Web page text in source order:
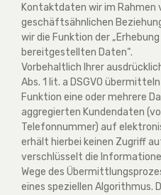
Kontaktdaten wir im
geschäftsähnlichen
wir die Funktion der
bereitgestellten Daten“.
Vorbehaltlich Ihrer
Abs. 1 lit. a DSGVO
Funktion eine oder mehrere
aggregierten Kundendaten
Telefonnummer) auf
erhält hierbei keinen Zugriff
verschlüsselt die
Wege des
eines speziellen Algorithmus.